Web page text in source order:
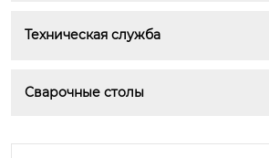
Техническая служба
Сварочные столы